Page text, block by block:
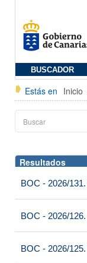
BUSCADOR
Estás en Inicio
Resultados
BOC - 2026/
BOC - 2026/
BOC - 2026/